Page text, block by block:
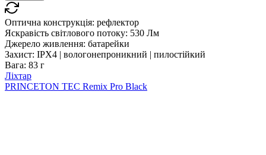
Оптична конструкція: рефлектор
Яскравість світлового потоку: 530 Лм
Джерело живлення: батарейки
Захист: IPX4 | вологонепроникний | пилостійкий
Вага: 83 г
Ліхтар
PRINCETON TEC Remix Pro Black